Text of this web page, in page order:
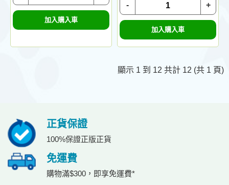
加入購入車
+
-
加入購入車
顯示 1 到 12 共計 12 (共 1 頁)
正貨保證
100%保證正版正貨
免運費
購物滿$300，即享免運費*